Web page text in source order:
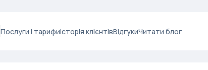
Послуги і тарифиІсторія клієнтівВідгукиЧитати блог